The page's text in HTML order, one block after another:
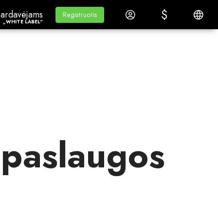
Label“
„WHITE LABEL“
Mokymasis
Mokymasis
Registruotis
Registruotis Prisijungti $
$ Lietuvių